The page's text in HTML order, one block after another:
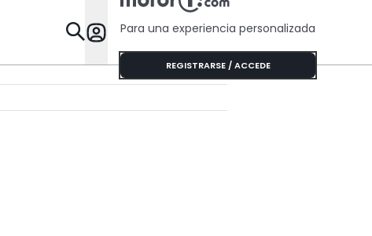
Para una experiencia personalizada
REGISTRARSE / ACCEDE